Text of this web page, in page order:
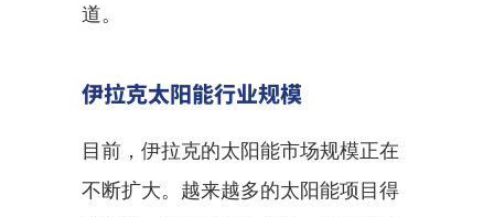
道。
伊拉克太阳能行业规模
目前，伊拉克的太阳能市场规模正在
不断扩大。越来越多的太阳能项目得